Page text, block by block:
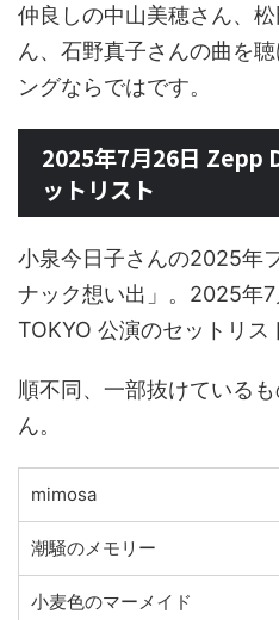
仲良しの中山美穂さん、
ん、石野真子さんの曲を
ングならではです。
2025年7月26日 Zepp
ットリスト
小泉今日子さんの2025年
ナック想い出」。2025年
TOKYO 公演のセットリス
順不同、一部抜けている
ん。
mimosa
潮騒のメモリー
小麦色のマーメイド